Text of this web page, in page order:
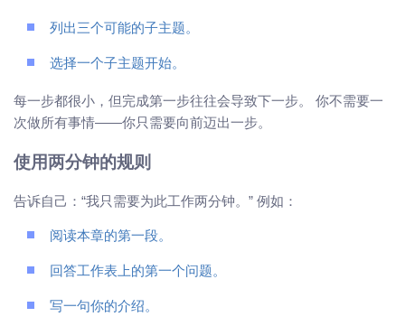
列出三个可能的子主题。
选择一个子主题开始。
每一步都很小，但完成第一步往往会导致下一步。 你不需要一
次做所有事情——你只需要向前迈出一步。
使用两分钟的规则
告诉自己：“我只需要为此工作两分钟。” 例如：
阅读本章的第一段。
回答工作表上的第一个问题。
写一句你的介绍。